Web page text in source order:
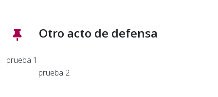
Otro acto de defensa
prueba 1
prueba 2